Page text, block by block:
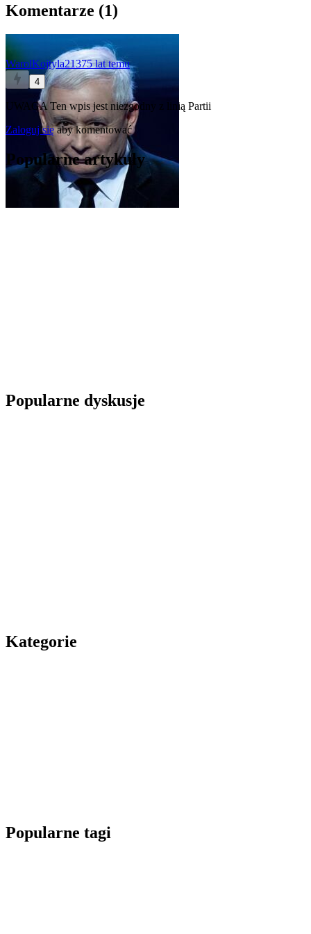
Komentarze (1)
WarolKojtyla21375 lat temu
4
UWAGA Ten wpis jest niezgodny z linią Partii
Zaloguj sięaby komentować
Popularne artykuły
Popularne dyskusje
Kategorie
Popularne tagi